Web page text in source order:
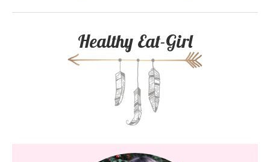
Healthy Eat-Girl